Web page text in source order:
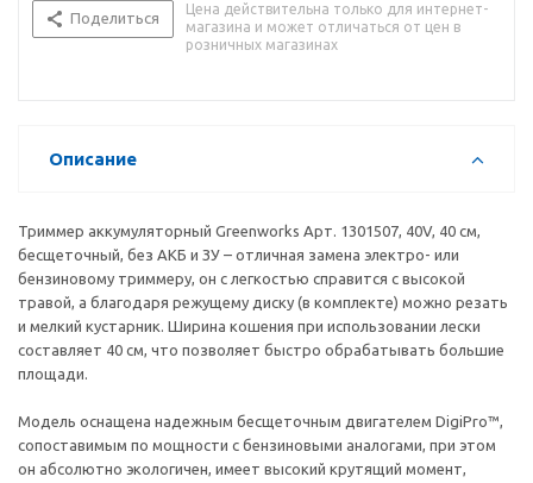
Поделиться
Цена действительна только для интернет-
магазина и может отличаться от цен в
розничных магазинах
Описание
Триммер аккумуляторный Greenworks Арт. 1301507, 40V, 40 см,
бесщеточный, без АКБ и ЗУ – отличная замена электро- или
бензиновому триммеру, он с легкостью справится с высокой
травой, а благодаря режущему диску (в комплекте) можно резать
и мелкий кустарник. Ширина кошения при использовании лески
составляет 40 см, что позволяет быстро обрабатывать большие
площади.
Модель оснащена надежным бесщеточным двигателем DigiPro™,
сопоставимым по мощности с бензиновыми аналогами, при этом
он абсолютно экологичен, имеет высокий крутящий момент,